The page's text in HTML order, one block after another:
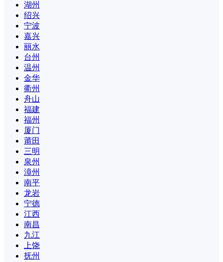
湖州
绍兴
宁波
嘉兴
丽水
台州
温州
金华
衢州
舟山
福建
福州
厦门
莆田
三明
泉州
漳州
南平
龙岩
宁德
江西
南昌
九江
上饶
抚州